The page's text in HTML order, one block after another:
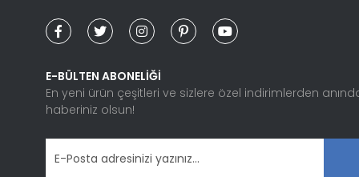
Ürün fiyatı diğer sitelerden daha pahalı.
E-BÜLTEN ABONELİĞİ
En yeni ürün çeşitleri ve sizlere özel indirimlerden
haberiniz olsun!